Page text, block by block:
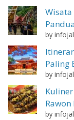
Wisata
by
Paling
by
by